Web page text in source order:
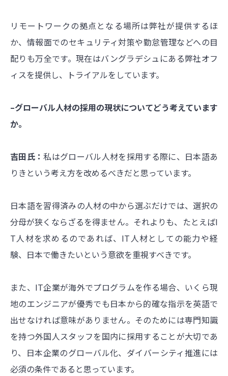
リモートワークの拠点となる場所は弊社が提供するほ
か、情報面でのセキュリティ対策や勤怠管理などへの目
配りも万全です。現在はバングラデシュにある弊社オフ
ィスを提供し、トライアルをしています。
–グローバル人材の採用の現状についてどう考えています
か。
吉田氏：私はグローバル人材を採用する際に、日本語あ
りきという考え方を改めるべきだと思っています。
日本語を習得済みの人材の中から選ぶだけでは、選択の
分母が狭くならざるを得ません。それよりも、たとえばI
T人材を求めるのであれば、IT人材としての能力や経
験、日本で働きたいという意欲を重視すべきです。
また、IT企業が海外でプログラムを作る場合、いくら現
地のエンジニアが優秀でも日本から的確な指示を英語で
出せなければ意味がありません。そのためには専門知識
を持つ外国人スタッフを国内に採用することが大切であ
り、日本企業のグローバル化、ダイバーシティ推進には
必須の条件であると思っています。